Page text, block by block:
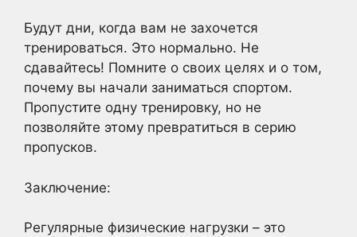
Будут дни, когда вам не захочется
тренироваться. Это нормально. Не
сдавайтесь! Помните о своих целях и о том,
почему вы начали заниматься спортом.
Пропустите одну тренировку, но не
позволяйте этому превратиться в серию
пропусков.
Заключение:
Регулярные физические нагрузки – это